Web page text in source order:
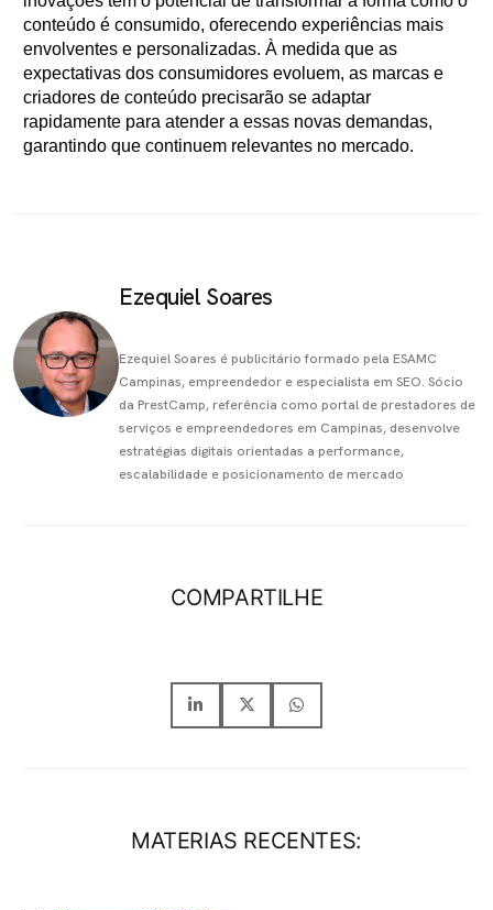
conteúdo é consumido, oferecendo experiências mais
envolventes e personalizadas. À medida que as
expectativas dos consumidores evoluem, as marcas e
criadores de conteúdo precisarão se adaptar
rapidamente para atender a essas novas demandas,
garantindo que continuem relevantes no mercado.
Ezequiel Soares
Ezequiel Soares é publicitário formado pela ESAMC
Campinas, empreendedor e especialista em SEO. Sócio
da PrestCamp, referência como portal de prestadores de
serviços e empreendedores em Campinas, desenvolve
estratégias digitais orientadas a performance,
escalabilidade e posicionamento de mercado
COMPARTILHE
MATERIAS RECENTES: